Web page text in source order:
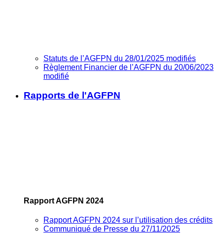
Statuts de l’AGFPN du 28/01/2025 modifiés
Règlement Financier de l’AGFPN du 20/06/2023
modifié
Rapports de l'AGFPN
Rapport AGFPN 2024
Rapport AGFPN 2024 sur l’utilisation des crédits
Communiqué de Presse du 27/11/2025